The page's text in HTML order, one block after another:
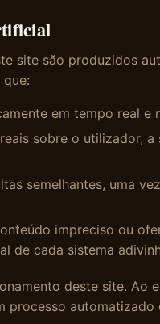
site são produzidos
em tempo real e
sobre o utilizador, a
semelhantes, uma
impreciso ou
de cada sistema
deste site. Ao
processo